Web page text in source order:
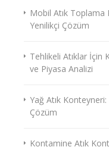
Mobil Atık
Yenilikçi Çözüm
Tehlikeli Atıklar İçin
ve Piyasa Analizi
Yağ Atık
Çözüm
Kontamine Atık